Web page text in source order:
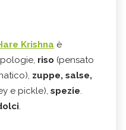
Krishna è
riso (pensato
zuppe, salse,
e pickle), spezie.
.